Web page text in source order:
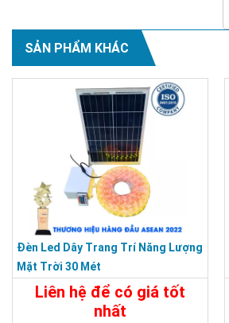
SẢN PHẨM KHÁC
Đèn Led Dây Trang Trí Năng Lượng
Mặt Trời 30 Mét
Liên hệ để có giá tốt
nhất